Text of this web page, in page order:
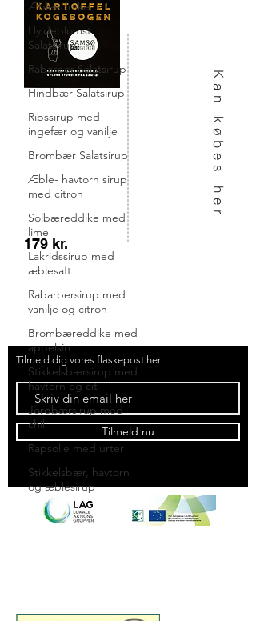
Æbleeddike
Hyldeblomst
Salatsirup
Rabarber Salatsirup
Hindbær Salatsirup
Ribssirup med
ingefær og vanilje
Brombær Salatsirup
Æble- havtorn sirup
med citron
Solbæreddike med
lime
Lakridssirup med
æblesaft
Rabarbersirup med
vanilje og citron
Brombæreddike med
appelsin
Stikkelsbærsirup med
havtorn og cit
Jordbærsirup med
chili
Rapsolie med urter
Stikkelsbær, havtorn
og æblesirup
Kan købes her
179 kr.
Tingvej 13, Tranebjerg, 8305 Samsø
Mail:kontakt@samsoemadsnedkeri.dk
Tilmeld dig vores flaskepost her:
Tilmeld nu